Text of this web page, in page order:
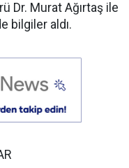
Dr. Murat Ağırtaş ile
bilgiler aldı.